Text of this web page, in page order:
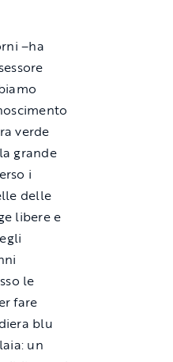
–ha
verde
grande
i
delle
libere e
le
fare
blu
un